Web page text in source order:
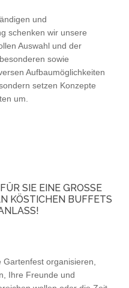
und
schenken wir unsere
Auswahl und der
sowie
Aufbaumöglichkeiten
setzen Konzepte
um.
SIE EINE GROSSE A
BUFFETS F
organisieren,
Ihre Freunde und